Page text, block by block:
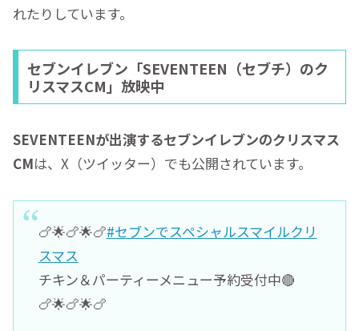
れたりしています。
セブンイレブン「SEVENTEEN（セブチ）のク
リスマスCM」放映中
SEVENTEENが出演するセブンイレブンのクリスマス
CMは、X（ツイッター）でも公開されています。
🍗🌟🍗🌟🍗#セブンでスペシャルスマイルクリ
スマス
チキン＆パーティーメニュー予約受付中🔴
🍗🌟🍗🌟🍗